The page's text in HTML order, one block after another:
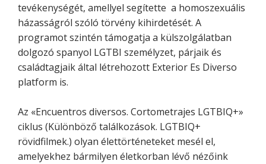
tevékenységét, amellyel segítette a homoszexuális
házasságról szóló törvény kihirdetését. A
programot szintén támogatja a külszolgálatban
dolgozó spanyol LGTBI személyzet, párjaik és
családtagjaik által létrehozott Exterior Es Diverso
platform is.
Az «Encuentros diversos. Cortometrajes LGTBIQ+»
ciklus (Különböző találkozások. LGTBIQ+
rövidfilmek.) olyan élettörténeteket mesél el,
amelyekhez bármilyen életkorban lévő nézőink